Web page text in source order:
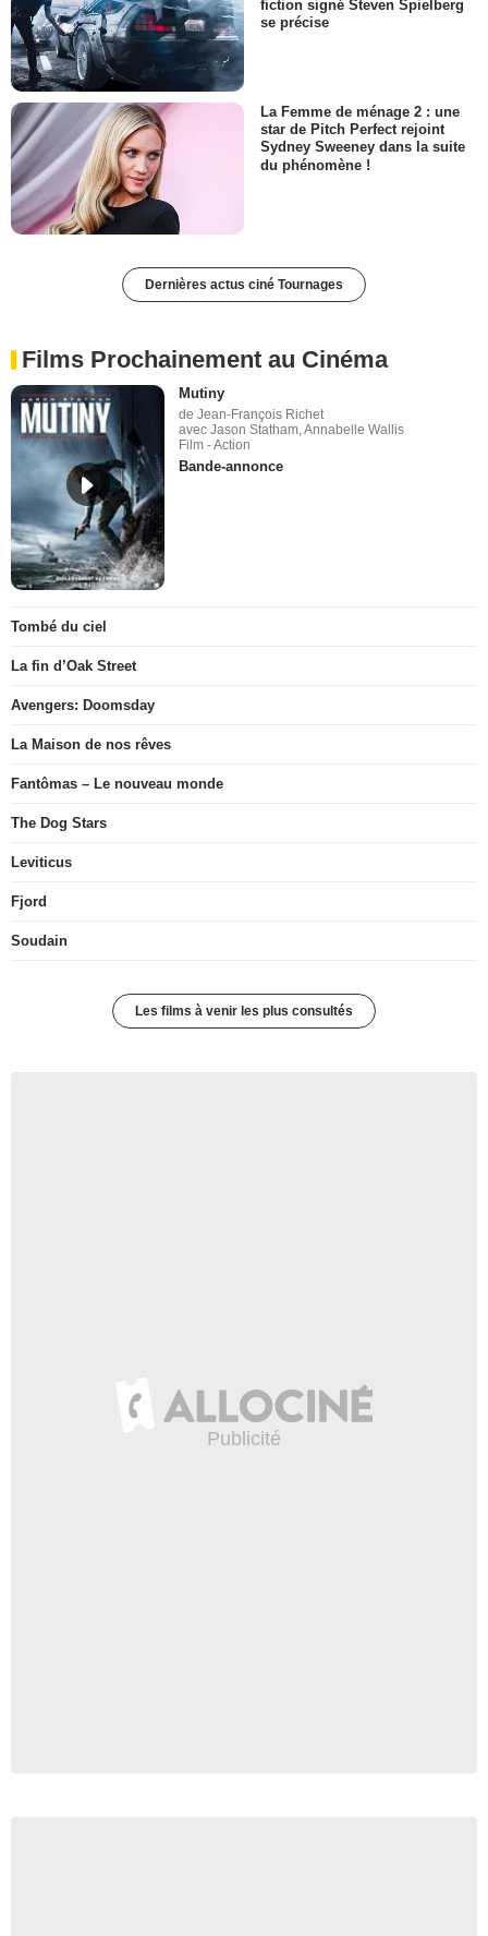
fiction signé Steven Spielberg
se précise
La Femme de ménage 2 : une
star de Pitch Perfect rejoint
Sydney Sweeney dans la suite
du phénomène !
Dernières actus ciné Tournages
Films Prochainement au Cinéma
Mutiny
de Jean-François Richet
avec Jason Statham, Annabelle Wallis
Film - Action
Bande-annonce
Tombé du ciel
La fin d’Oak Street
Avengers: Doomsday
La Maison de nos rêves
Fantômas – Le nouveau monde
The Dog Stars
Leviticus
Fjord
Soudain
Les films à venir les plus consultés